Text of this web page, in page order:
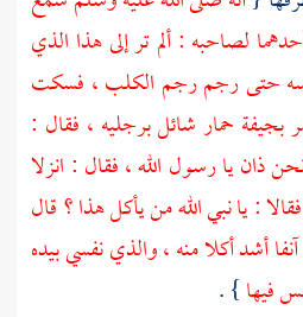
لصاحبه : ألم تر إلى هذا الذي
حتى رجم رجم الكلب ، فسكت
حمار شائل برجليه ، فقال :
ذان يا رسول الله ، فقال : انزلا
: يا نبي الله من يأكل هذا ؟ قال
أشد أكلا منه ، والذي نفسي بيده
فيها} .